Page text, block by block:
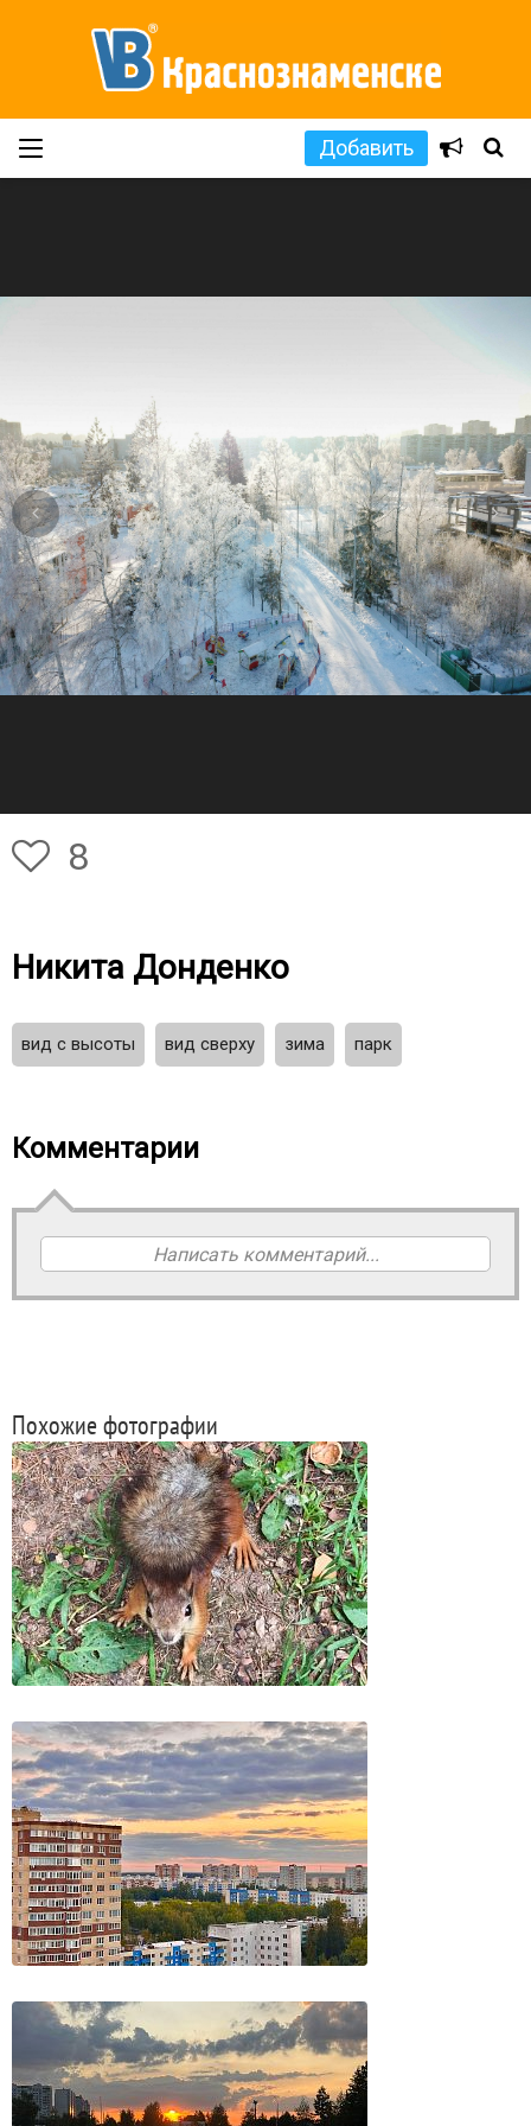
Добавить
8
Никита Донденко
вид с высоты вид сверху зима парк
Комментарии
Написать комментарий...
Похожие фотографии